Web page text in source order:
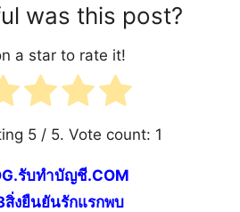
was this post?
a star to rate it!
5/ 5. Vote count: 1
รับทำบัญชี.COM
สิ่งยืนยันรักแรกพบ